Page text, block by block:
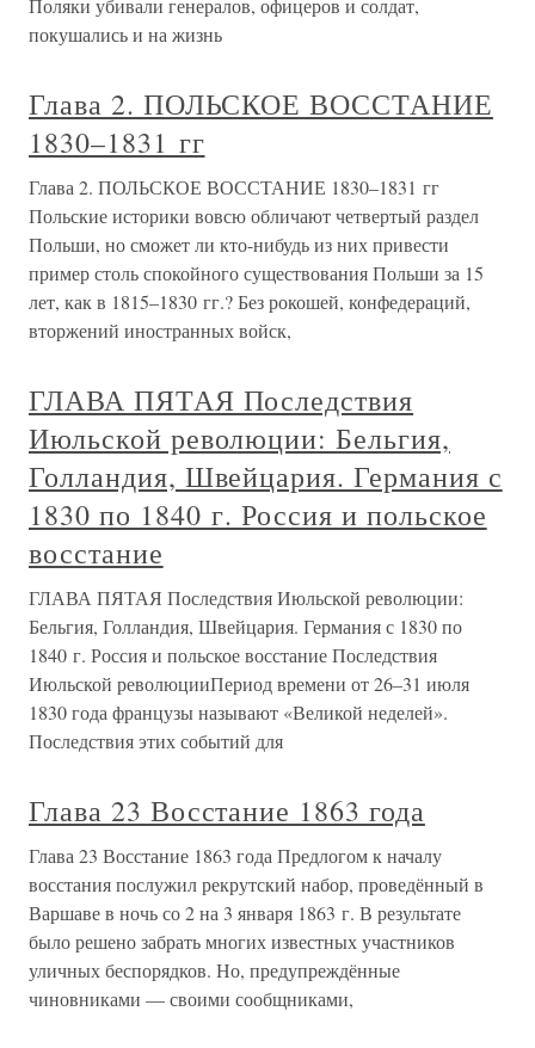
Поляки убивали генералов, офицеров и солдат,
покушались и на жизнь
Глава 2. ПОЛЬСКОЕ ВОССТАНИЕ
1830–1831 гг
Глава 2. ПОЛЬСКОЕ ВОССТАНИЕ 1830–1831 гг
Польские историки вовсю обличают четвертый раздел
Польши, но сможет ли кто-нибудь из них привести
пример столь спокойного существования Польши за 15
лет, как в 1815–1830 гг.? Без рокошей, конфедераций,
вторжений иностранных войск,
ГЛАВА ПЯТАЯ Последствия
Июльской революции: Бельгия,
Голландия, Швейцария. Германия с
1830 по 1840 г. Россия и польское
восстание
ГЛАВА ПЯТАЯ Последствия Июльской революции:
Бельгия, Голландия, Швейцария. Германия с 1830 по
1840 г. Россия и польское восстание Последствия
Июльской революцииПериод времени от 26–31 июля
1830 года французы называют «Великой неделей».
Последствия этих событий для
Глава 23 Восстание 1863 года
Глава 23 Восстание 1863 года Предлогом к началу
восстания послужил рекрутский набор, проведённый в
Варшаве в ночь со 2 на 3 января 1863 г. В результате
было решено забрать многих известных участников
уличных беспорядков. Но, предупреждённые
чиновниками — своими сообщниками,